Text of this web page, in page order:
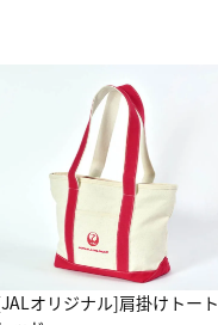
オリジナル]肩掛けトート